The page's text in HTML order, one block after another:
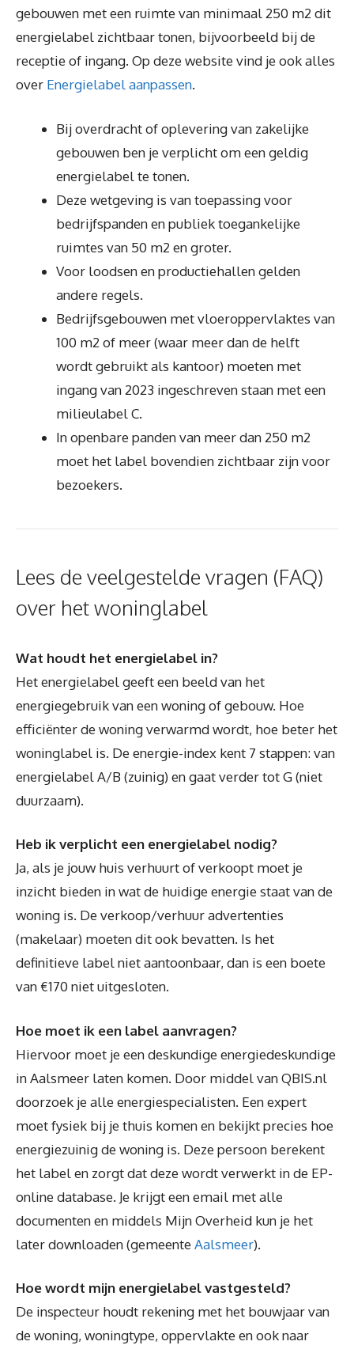
gebouwen met een ruimte van minimaal 250 m2 dit
energielabel zichtbaar tonen, bijvoorbeeld bij de
receptie of ingang. Op deze website vind je ook alles
over Energielabel aanpassen.
Bij overdracht of oplevering van zakelijke
gebouwen ben je verplicht om een geldig
energielabel te tonen.
Deze wetgeving is van toepassing voor
bedrijfspanden en publiek toegankelijke
ruimtes van 50 m2 en groter.
Voor loodsen en productiehallen gelden
andere regels.
Bedrijfsgebouwen met vloeroppervlaktes van
100 m2 of meer (waar meer dan de helft
wordt gebruikt als kantoor) moeten met
ingang van 2023 ingeschreven staan met een
milieulabel C.
In openbare panden van meer dan 250 m2
moet het label bovendien zichtbaar zijn voor
bezoekers.
Lees de veelgestelde vragen (FAQ)
over het woninglabel
Wat houdt het energielabel in?
Het energielabel geeft een beeld van het
energiegebruik van een woning of gebouw. Hoe
efficiënter de woning verwarmd wordt, hoe beter het
woninglabel is. De energie-index kent 7 stappen: van
energielabel A/B (zuinig) en gaat verder tot G (niet
duurzaam).
Heb ik verplicht een energielabel nodig?
Ja, als je jouw huis verhuurt of verkoopt moet je
inzicht bieden in wat de huidige energie staat van de
woning is. De verkoop/verhuur advertenties
(makelaar) moeten dit ook bevatten. Is het
definitieve label niet aantoonbaar, dan is een boete
van €170 niet uitgesloten.
Hoe moet ik een label aanvragen?
Hiervoor moet je een deskundige energiedeskundige
in Aalsmeer laten komen. Door middel van QBIS.nl
doorzoek je alle energiespecialisten. Een expert
moet fysiek bij je thuis komen en bekijkt precies hoe
energiezuinig de woning is. Deze persoon berekent
het label en zorgt dat deze wordt verwerkt in de EP-
online database. Je krijgt een email met alle
documenten en middels Mijn Overheid kun je het
later downloaden (gemeenteAalsmeer).
Hoe wordt mijn energielabel vastgesteld?
De inspecteur houdt rekening met het bouwjaar van
de woning, woningtype, oppervlakte en ook naar